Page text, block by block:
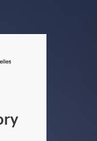
/
Canada